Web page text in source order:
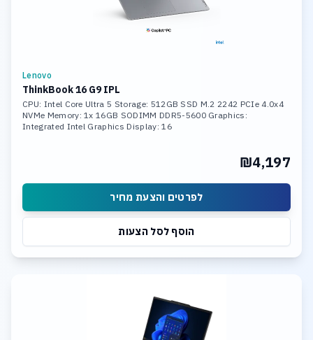
Lenovo
ThinkBook 16 G9 IPL
CPU: Intel Core Ultra 5 Storage: 512GB SSD M.2 2242 PCIe 4.0x4
NVMe Memory: 1x 16GB SODIMM DDR5-5600 Graphics:
Integrated Intel Graphics Display: 16
₪4,197
לפרטים והצעת מחיר
הוסף לסל הצעות